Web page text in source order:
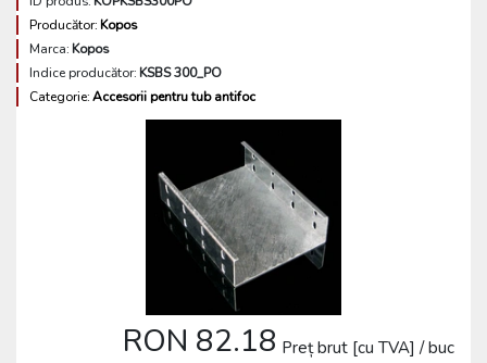
Producător:Kopos
Marca:Kopos
Indice producător:KSBS 300_PO
Categorie:Accesorii pentru tub antifoc
RON 82.18 Preț brut [cu TVA] / buc